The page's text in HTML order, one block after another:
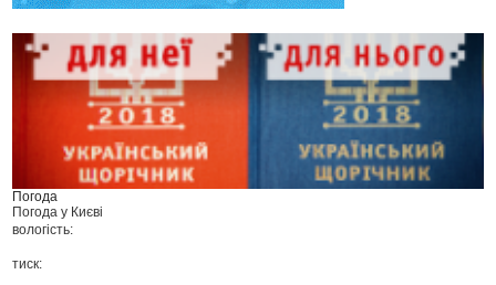
Погода
Погода у Києві
вологість:
тиск: